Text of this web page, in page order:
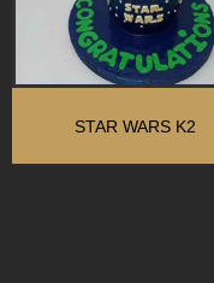
STAR WARS K2